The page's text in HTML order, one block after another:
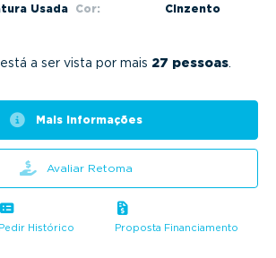
Usada Cor: Cinzento
a ser vista por mais 27 pessoas
Mais informações
Avaliar Retoma
Pedir Histórico Proposta Financiamento